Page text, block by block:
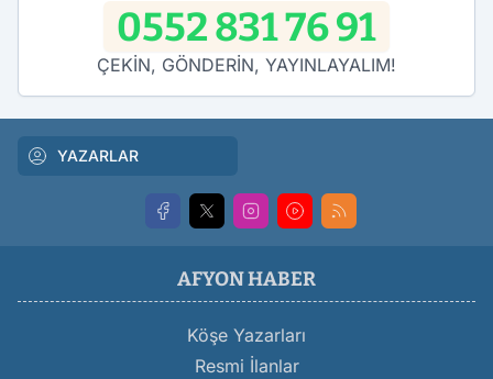
0552 831 76 91
ÇEKİN, GÖNDERİN, YAYINLAYALIM!
YAZARLAR
AFYON HABER
Köşe Yazarları
Resmi İlanlar